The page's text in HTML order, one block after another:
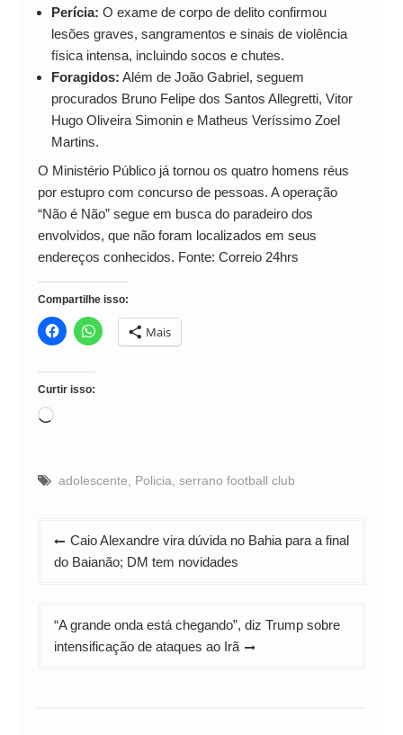
Perícia: O exame de corpo de delito confirmou
lesões graves, sangramentos e sinais de violência
física intensa, incluindo socos e chutes.
Foragidos: Além de João Gabriel, seguem
procurados Bruno Felipe dos Santos Allegretti, Vitor
Hugo Oliveira Simonin e Matheus Veríssimo Zoel
Martins.
O Ministério Público já tornou os quatro homens réus
por estupro com concurso de pessoas. A operação
“Não é Não” segue em busca do paradeiro dos
envolvidos, que não foram localizados em seus
endereços conhecidos. Fonte: Correio 24hrs
Compartilhe isso:
Mais
Curtir isso:
Carregando...
adolescente Policia serrano football club
Navegação
de
Caio Alexandre vira dúvida no Bahia para a final
do Baianão; DM tem novidades
“A grande onda está chegando”, diz Trump sobre
intensificação de ataques ao Irã